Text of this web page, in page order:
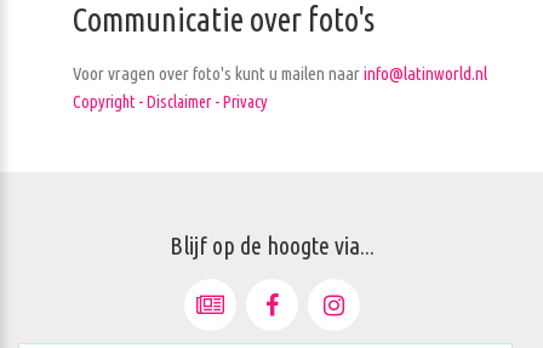
Communicatie over foto's
Voor vragen over foto's kunt u mailen naarinfo@latinworld.nl
Copyright - Disclaimer - Privacy
Blijf op de hoogte via...